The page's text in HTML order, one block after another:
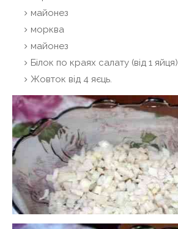
майонез
морква
майонез
Білок по краях салату (від 1 яйця)
Жовток від 4 яєць.